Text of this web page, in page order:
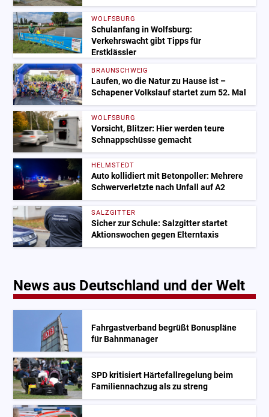
WOLFSBURG
Schulanfang in Wolfsburg:
Verkehrswacht gibt Tipps für
Erstklässler
BRAUNSCHWEIG
Laufen, wo die Natur zu Hause ist –
Schapener Volkslauf startet zum 52. Mal
WOLFSBURG
Vorsicht, Blitzer: Hier werden teure
Schnappschüsse gemacht
HELMSTEDT
Auto kollidiert mit Betonpoller: Mehrere
Schwerverletzte nach Unfall auf A2
SALZGITTER
Sicher zur Schule: Salzgitter startet
Aktionswochen gegen Elterntaxis
News aus Deutschland und der Welt
Fahrgastverband begrüßt Bonuspläne
für Bahnmanager
SPD kritisiert Härtefallregelung beim
Familiennachzug als zu streng